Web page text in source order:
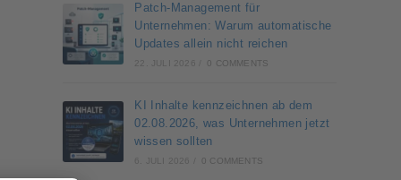
Patch-Management für
Unternehmen: Warum automatische
Updates allein nicht reichen
22. JULI 2026 0 COMMENTS
KI Inhalte kennzeichnen ab dem
02.08.2026, was Unternehmen jetzt
wissen sollten
6. JULI 2026 0 COMMENTS